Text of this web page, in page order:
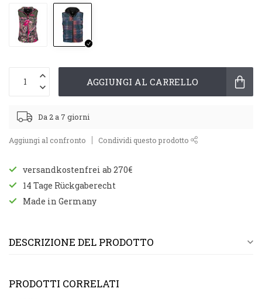
AGGIUNGI AL CARRELLO
Da 2 a 7 giorni
Aggiungi al confronto Condividi questo prodotto
versandkostenfrei ab 270€
14 Tage Rückgaberecht
Made in Germany
DESCRIZIONE DEL PRODOTTO
PRODOTTI CORRELATI